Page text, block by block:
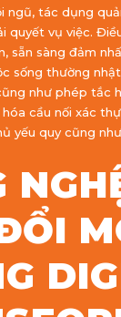
ngũ, tác dụng
quyết vụ việc.
sẵn sàng đảm
sống thường
như phép tắc
cầu nối xác
yếu quy cũng